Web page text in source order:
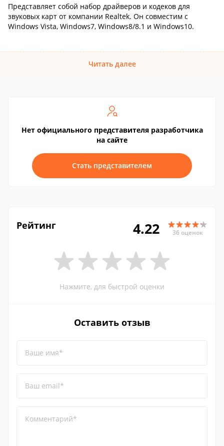
Представляет собой набор драйверов и кодеков для
звуковых карт от компании Realtek. Он совместим с
Windows Vista, Windows7, Windows8/8.1 и Windows10.
Читать далее
Нет официального представителя разработчика
на сайте
Стать представителем
Рейтинг 4.22 36 оценок
Нажмите, для быстрой оценки
Оставить отзыв
Ваше имя*
Ваш email*
Комментарий*